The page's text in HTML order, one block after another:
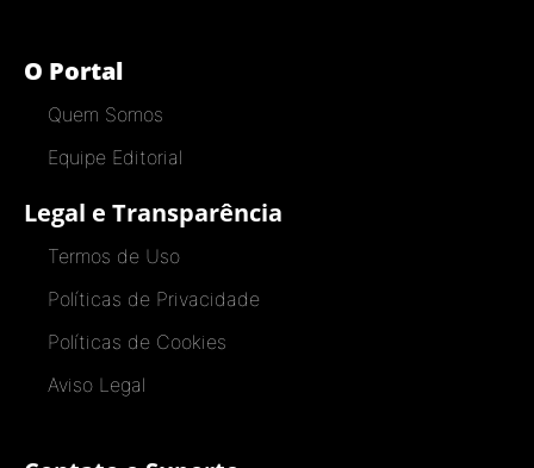
O Portal
Quem Somos
Equipe Editorial
Legal e Transparência
Termos de Uso
Políticas de Privacidade
Políticas de Cookies
Aviso Legal